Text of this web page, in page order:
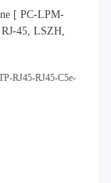
[ PC-LPM-
45, LSZH,
RJ45-RJ45-C5e-